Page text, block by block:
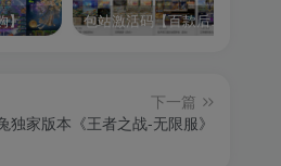
】 包站激活码【百款后台游戏】
下一篇
独家版本《王者之战-无限服》